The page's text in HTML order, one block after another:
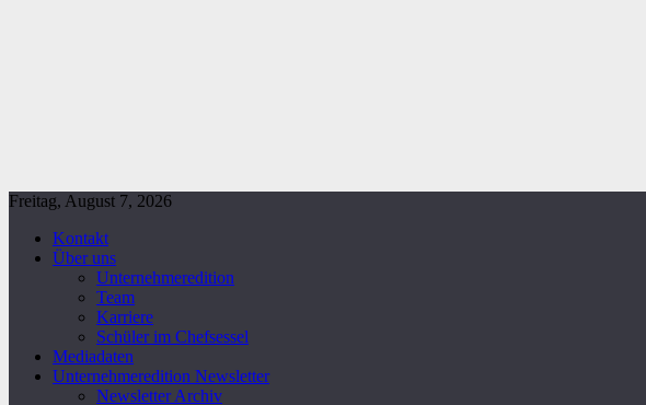
Freitag, August 7, 2026
Kontakt
Über uns
Unternehmeredition
Team
Karriere
Schüler im Chefsessel
Mediadaten
Unternehmeredition Newsletter
Newsletter Archiv